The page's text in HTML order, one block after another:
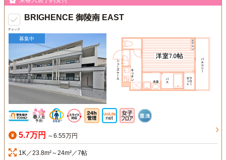
チェック
BRIGHENCE 御陵南 EAST
募集中
5.7万円 ～6.55万円
1K／23.8m²～24m²／7帖